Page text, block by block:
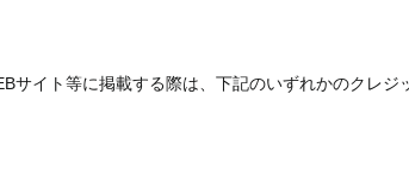
イト等に掲載する際は、下記のいずれかのクレジ